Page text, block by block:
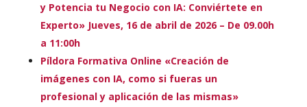
y Potencia tu Negocio con IA: Conviértete en
Experto» Jueves, 16 de abril de 2026 – De 09.00h
a 11:00h
Píldora Formativa Online «Creación de
imágenes con IA, como si fueras un
profesional y aplicación de las mismas»